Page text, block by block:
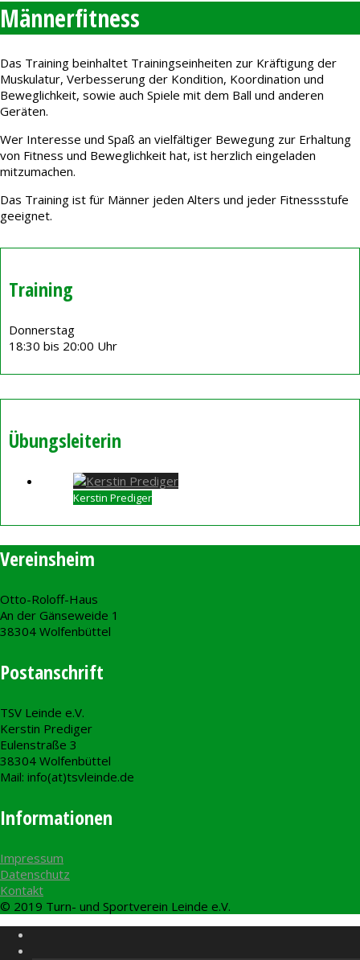
Männerfitness
Das Training beinhaltet Trainingseinheiten zur Kräftigung der
Muskulatur, Verbesserung der Kondition, Koordination und
Beweglichkeit, sowie auch Spiele mit dem Ball und anderen
Geräten.
Wer Interesse und Spaß an vielfältiger Bewegung zur Erhaltung
von Fitness und Beweglichkeit hat, ist herzlich eingeladen
mitzumachen.
Das Training ist für Männer jeden Alters und jeder Fitnessstufe
geeignet.
Training
Donnerstag
18:30 bis 20:00 Uhr
Übungsleiterin
Kerstin Prediger
Vereinsheim
Otto-Roloff-Haus
An der Gänseweide 1
38304 Wolfenbüttel
Postanschrift
TSV Leinde e.V.
Kerstin Prediger
Eulenstraße 3
38304 Wolfenbüttel
Mail: info(at)tsvleinde.de
Informationen
Impressum
Datenschutz
Kontakt
© 2019 Turn- und Sportverein Leinde e.V.